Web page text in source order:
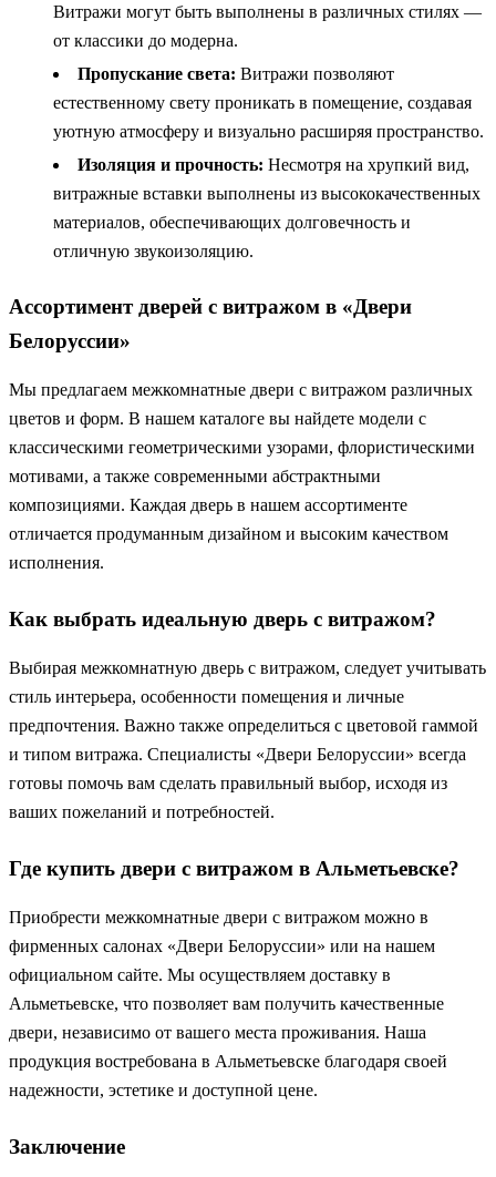
Витражи могут быть выполнены в различных стилях —
от классики до модерна.
Пропускание света: Витражи позволяют
естественному свету проникать в помещение, создавая
уютную атмосферу и визуально расширяя пространство.
Изоляция и прочность: Несмотря на хрупкий вид,
витражные вставки выполнены из высококачественных
материалов, обеспечивающих долговечность и
отличную звукоизоляцию.
Ассортимент дверей с витражом в «Двери
Белоруссии»
Мы предлагаем межкомнатные двери с витражом различных
цветов и форм. В нашем каталоге вы найдете модели с
классическими геометрическими узорами, флористическими
мотивами, а также современными абстрактными
композициями. Каждая дверь в нашем ассортименте
отличается продуманным дизайном и высоким качеством
исполнения.
Как выбрать идеальную дверь с витражом?
Выбирая межкомнатную дверь с витражом, следует учитывать
стиль интерьера, особенности помещения и личные
предпочтения. Важно также определиться с цветовой гаммой
и типом витража. Специалисты «Двери Белоруссии» всегда
готовы помочь вам сделать правильный выбор, исходя из
ваших пожеланий и потребностей.
Где купить двери с витражом в Альметьевске?
Приобрести межкомнатные двери с витражом можно в
фирменных салонах «Двери Белоруссии» или на нашем
официальном сайте. Мы осуществляем доставку в
Альметьевске, что позволяет вам получить качественные
двери, независимо от вашего места проживания. Наша
продукция востребована в Альметьевске благодаря своей
надежности, эстетике и доступной цене.
Заключение